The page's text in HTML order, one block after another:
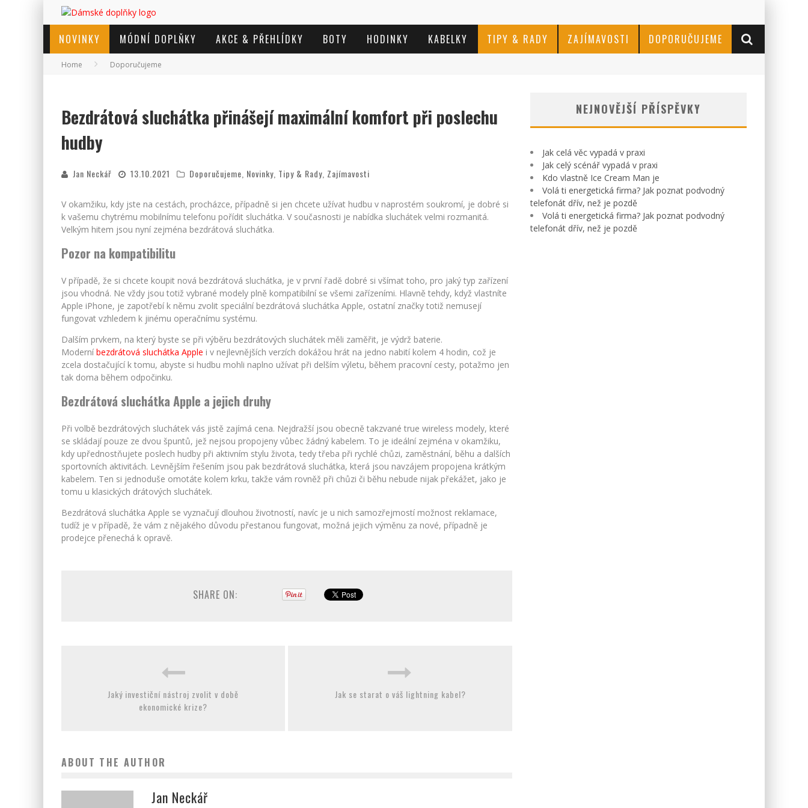
NOVINKY MÓDNÍ DOPLŇKY AKCE & PŘEHLÍDKY BOTY HODINKY KABELKY TIPY & RADY ZAJÍMAVOSTI DOPORUČUJEME
Home Doporučujeme
Bezdrátová sluchátka přinášejí maximální komfort při poslechu
hudby
Jan Neckář 13.10.2021 Doporučujeme Novinky Tipy & Rady Zajímavosti
V okamžiku, kdy jste na cestách, procházce, případně si jen chcete užívat hudbu v naprostém soukromí, je dobré si
k vašemu chytrému mobilnímu telefonu pořídit sluchátka. V současnosti je nabídka sluchátek velmi rozmanitá.
Velkým hitem jsou nyní zejména bezdrátová sluchátka.
Pozor na kompatibilitu
V případě, že si chcete koupit nová bezdrátová sluchátka, je v první řadě dobré si všímat toho, pro jaký typ zařízení
jsou vhodná. Ne vždy jsou totiž vybrané modely plně kompatibilní se všemi zařízeními. Hlavně tehdy, když vlastníte
Apple iPhone, je zapotřebí k němu zvolit speciální bezdrátová sluchátka Apple, ostatní značky totiž nemusejí
fungovat vzhledem k jinému operačnímu systému.
Dalším prvkem, na který byste se při výběru bezdrátových sluchátek měli zaměřit, je výdrž baterie.
Moderní bezdrátová sluchátka Apple i v nejlevnějších verzích dokážou hrát na jedno nabití kolem 4 hodin, což je
zcela dostačující k tomu, abyste si hudbu mohli naplno užívat při delším výletu, během pracovní cesty, potažmo jen
tak doma během odpočinku.
Bezdrátová sluchátka Apple a jejich druhy
Při volbě bezdrátových sluchátek vás jistě zajímá cena. Nejdražší jsou obecně takzvané true wireless modely, které
se skládají pouze ze dvou špuntů, jež nejsou propojeny vůbec žádný kabelem. To je ideální zejména v okamžiku,
kdy upřednostňujete poslech hudby při aktivním stylu života, tedy třeba při rychlé chůzi, zaměstnání, běhu a dalších
sportovních aktivitách. Levnějším řešením jsou pak bezdrátová sluchátka, která jsou navzájem propojena krátkým
kabelem. Ten si jednoduše omotáte kolem krku, takže vám rovněž při chůzi či běhu nebude nijak překážet, jako je
tomu u klasických drátových sluchátek.
Bezdrátová sluchátka Apple se vyznačují dlouhou životností, navíc je u nich samozřejmostí možnost reklamace,
tudíž je v případě, že vám z nějakého důvodu přestanou fungovat, možná jejich výměnu za nové, případně je
prodejce přenechá k opravě.
SHARE ON:
Jaký investiční nástroj zvolit v době
ekonomické krize?
Jak se starat o váš lightning kabel?
ABOUT THE AUTHOR
Jan Neckář
NEJNOVĚJŠÍ PŘÍSPĚVKY
Jak celá věc vypadá v praxi
Jak celý scénář vypadá v praxi
Kdo vlastně Ice Cream Man je
Volá ti energetická firma? Jak poznat podvodný
telefonát dřív, než je pozdě
Volá ti energetická firma? Jak poznat podvodný
telefonát dřív, než je pozdě